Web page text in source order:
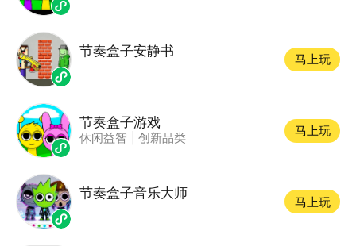
节奏盒子安静书
马上玩
节奏盒子游戏
休闲益智 创新品类
马上玩
节奏盒子音乐大师
马上玩